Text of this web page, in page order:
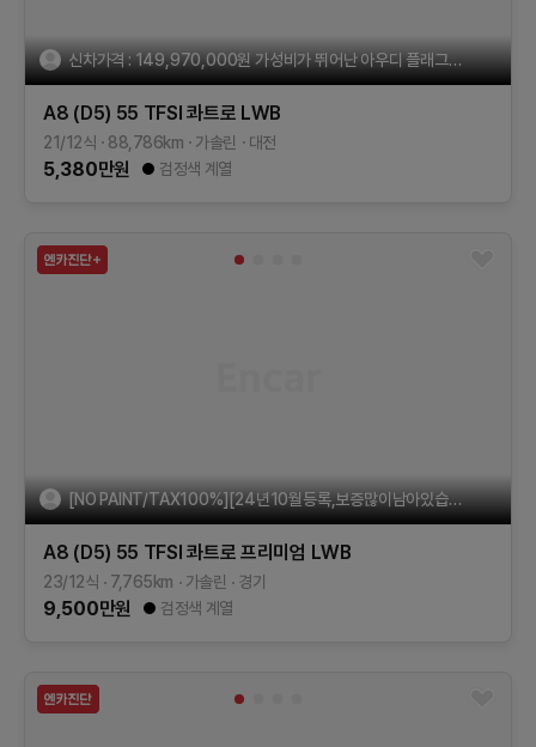
신차가격 : 149,970,000원 가성비가 뛰어난 아우디 플래그십세단
A8 (D5) 55 TFSI 콰트로 LWB
21/12식 88,786km 가솔린 대전
5,380만원 검정색 계열
[NO PAINT/TAX100%][24년10월등록,보증많이남아있습니다][KEY3]
A8 (D5) 55 TFSI 콰트로 프리미엄 LWB
23/12식 7,765km 가솔린 경기
9,500만원 검정색 계열